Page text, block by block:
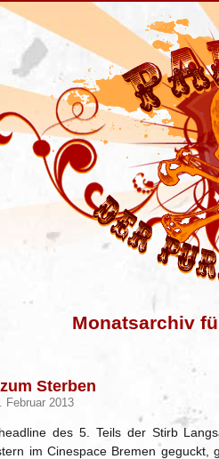
Monatsarchiv
Sterben
Februar 2013
des 5. Teils der Stirb
im Cinespace Bremen